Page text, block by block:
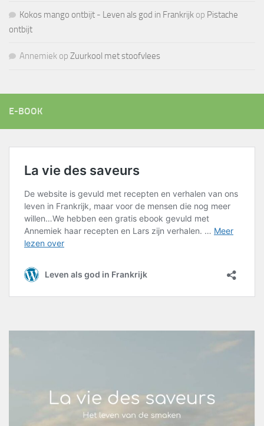
Kokos mango ontbijt - Leven als god in Frankrijk op Pistache
ontbijt
Annemiek op Zuurkool met stoofvlees
E-BOOK